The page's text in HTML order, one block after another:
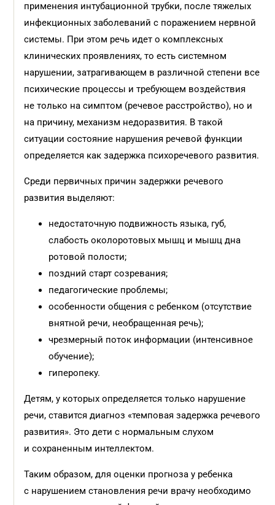
применения интубационной трубки, после тяжелых
инфекционных заболеваний с поражением нервной
системы. При этом речь идет о комплексных
клинических проявлениях, то есть системном
нарушении, затрагивающем в различной степени все
психические процессы и требующем воздействия
не только на симптом (речевое расстройство), но и
на причину, механизм недоразвития. В такой
ситуации состояние нарушения речевой функции
определяется как задержка психоречевого развития.
Среди первичных причин задержки речевого
развития выделяют:
недостаточную подвижность языка, губ,
слабость околоротовых мышц и мышц дна
ротовой полости;
поздний старт созревания;
педагогические проблемы;
особенности общения с ребенком (отсутствие
внятной речи, необращенная речь);
чрезмерный поток информации (интенсивное
обучение);
гиперопеку.
Детям, у которых определяется только нарушение
речи, ставится диагноз «темповая задержка речевого
развития». Это дети с нормальным слухом
и сохраненным интеллектом.
Таким образом, для оценки прогноза у ребенка
с нарушением становления речи врачу необходимо